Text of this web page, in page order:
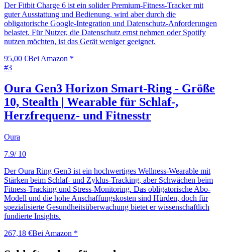
Der Fitbit Charge 6 ist ein solider Premium-Fitness-Tracker mit
guter Ausstattung und Bedienung, wird aber durch die
obligatorische Google-Integration und Datenschutz-Anforderungen
belastet. Für Nutzer, die Datenschutz ernst nehmen oder Spotify
nutzen möchten, ist das Gerät weniger geeignet.
95,00 €Bei Amazon *
#3
Oura Gen3 Horizon Smart-Ring - Größe
10, Stealth | Wearable für Schlaf-,
Herzfrequenz- und Fitnesstr
Oura
7.9/ 10
Der Oura Ring Gen3 ist ein hochwertiges Wellness-Wearable mit
Stärken beim Schlaf- und Zyklus-Tracking, aber Schwächen beim
Fitness-Tracking und Stress-Monitoring. Das obligatorische Abo-
Modell und die hohe Anschaffungskosten sind Hürden, doch für
spezialisierte Gesundheitsüberwachung bietet er wissenschaftlich
fundierte Insights.
267,18 €Bei Amazon *